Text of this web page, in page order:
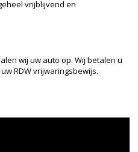
vrijblijvend en
wij uw auto op. Wij betalen u
RDW vrijwaringsbewijs.